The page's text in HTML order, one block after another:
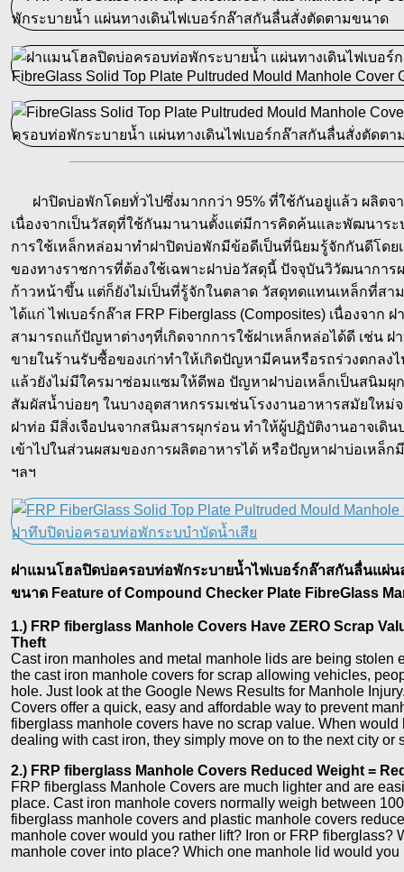
ฝาปิดบ่อพักโดยทั่วไปซึ่งมากกว่า 95% ที่ใช้กันอยู่แล้ว ผลิตจา
เนื่องจากเป็นวัสดุที่ใช้กันมานานตั้งแต่มีการคิดค้นและพัฒนาร
การใช้เหล็กหล่อมาทำฝาปิดบ่อพักมีข้อดีเป็นที่นิยมรู้จักกันดีโด
ของทางราชการที่ต้องใช้เฉพาะฝาบ่อวัสดุนี้ ปัจจุบันวิวัฒนากา
ก้าวหน้าขึ้น แต่ก็ยังไม่เป็นที่รู้จักในตลาด วัสดุทดแทนเหล็กที่สา
ได้แก่ ไฟเบอร์กล๊าส FRP Fiberglass (Composites) เนื่องจาก
สามารถแก้ปัญหาต่างๆที่เกิดจากการใช้ฝาเหล็กหล่อได้ดี เช่น
ขายในร้านรับซื้อของเก่าทำให้เกิดปัญหามีคนหรือรถร่วงตกลง
แล้วยังไม่มีใครมาซ่อมแซมให้ดีพอ ปัญหาฝาบ่อเหล็กเป็นสนิมผุ
สัมผัสน้ำบ่อยๆ ในบางอุตสาหกรรมเช่นโรงงานอาหารสมัยใหม่
ฝาท่อ มีสิ่งเจือปนจากสนิมสารผุกร่อน ทำให้ผู้ปฏิบัติงานอาจเดิน
เข้าไปในส่วนผสมของการผลิตอาหารได้ หรือปัญหาฝาบ่อเหล็ก
ฯลฯ
ฝาแมนโฮลปิดบ่อครอบท่อพักระบายน้ำไฟเบอร์กล๊าสกันลื่นแผ่น
ขนาด Feature of Compound Checker Plate FibreGlass
1.) FRP fiberglass Manhole Covers Have ZERO Scrap
Theft
Cast iron manholes and metal manhole lids are being stolen
the cast iron manhole covers for scrap allowing vehicles,
hole. Just look at the Google News Results for Manhole
Covers offer a quick, easy and affordable way to prevent
fiberglass manhole covers have no scrap value. When
dealing with cast iron, they simply move on to the next city or
2.) FRP fiberglass Manhole Covers Reduced Weight =
FRP fiberglass Manhole Covers are much lighter and are
place. Cast iron manhole covers normally weigh between
fiberglass manhole covers and plastic manhole covers
manhole cover would you rather lift? Iron or FRP fiberglass?
manhole cover into place? Which one manhole lid would